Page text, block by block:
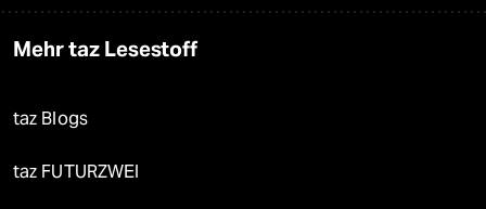
Mehr taz Lesestoff
taz Blogs
taz FUTURZWEI